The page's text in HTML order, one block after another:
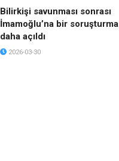
Bilirkişi savunması sonrası
İmamoğlu’na bir soruşturma
daha açıldı
2026-03-30